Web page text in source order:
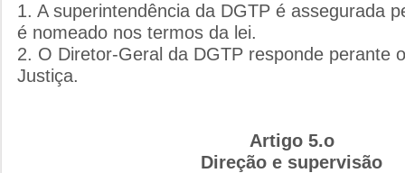
1. A superintendência da DGTP é assegurada
é nomeado nos termos da lei.
2. O Diretor-Geral da DGTP responde perante
Justiça.
Artigo 5.o
Direção e supervisão